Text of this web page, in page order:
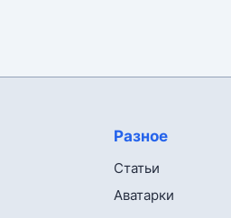
Разное
Статьи
Аватарки